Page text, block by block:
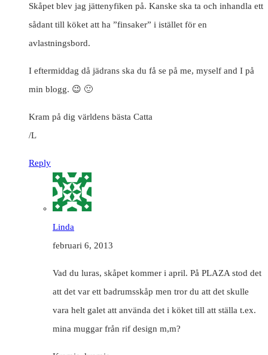
Skåpet blev jag jättenyfiken på. Kanske ska ta och inhandla ett
sådant till köket att ha ”finsaker” i istället för en
avlastningsbord.
I eftermiddag då jädrans ska du få se på me, myself and I på
min blogg. 😉 🙂
Kram på dig världens bästa Catta
/L
Reply
Linda
februari 6, 2013
Vad du luras, skåpet kommer i april. På PLAZA stod det
att det var ett badrumsskåp men tror du att det skulle
vara helt galet att använda det i köket till att ställa t.ex.
mina muggar från rif design m,m?